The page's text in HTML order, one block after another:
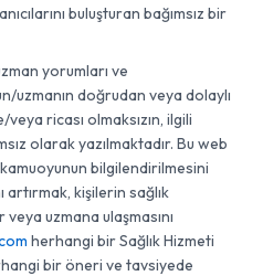
buluşturan bağımsız bir
yorumları ve
doğrudan veya dolaylı
ricası olmaksızın, ilgili
olarak yazılmaktadır. Bu web
bilgilendirilmesini
artırmak, kişilerin sağlık
uzmana ulaşmasını
herhangi bir Sağlık Hizmeti
bir öneri ve tavsiyede